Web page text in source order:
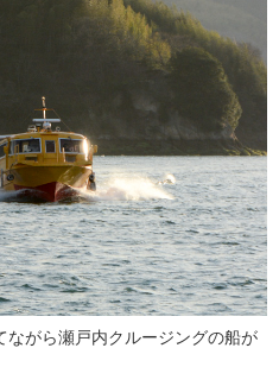
ながら瀬戸内クルージングの船が